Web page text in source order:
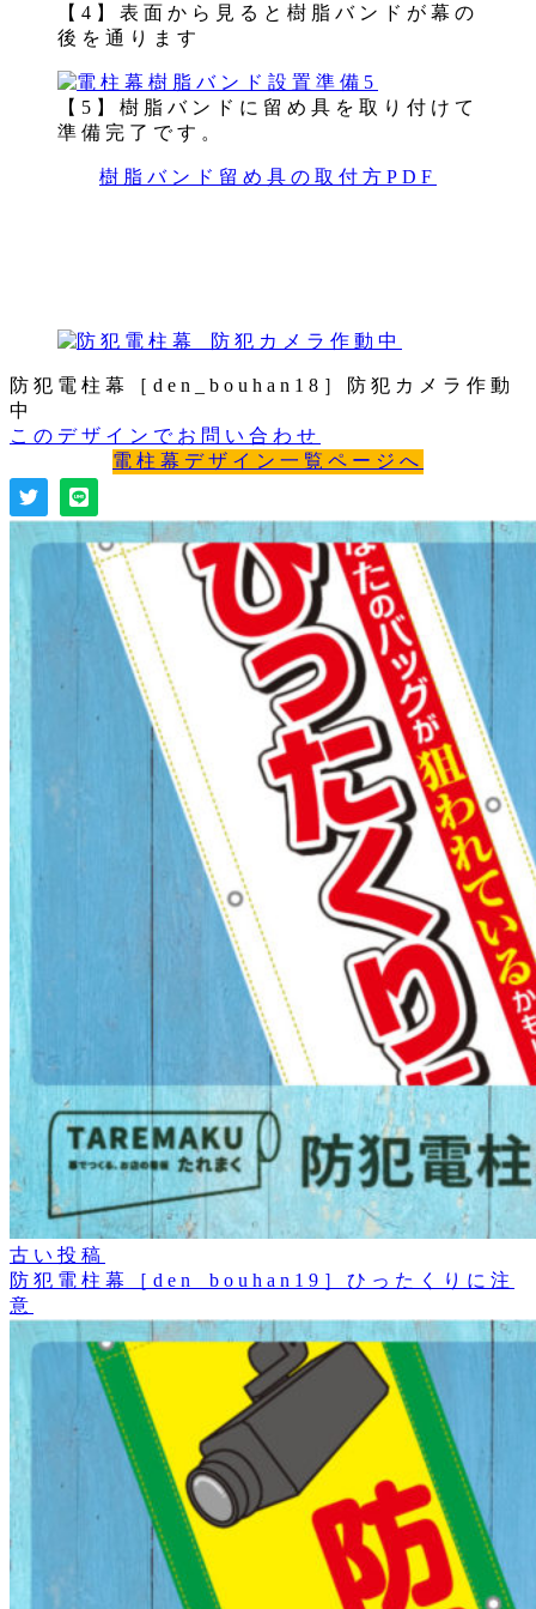
【4】表面から見ると樹脂バンドが幕の
後を通ります
【5】樹脂バンドに留め具を取り付けて
準備完了です。
樹脂バンド留め具の取付方PDF
防犯電柱幕［den_bouhan18］防犯カメラ作動
中
このデザインでお問い合わせ
電柱幕デザイン一覧ページへ
古い投稿
防犯電柱幕［den_bouhan19］ひったくりに注
意